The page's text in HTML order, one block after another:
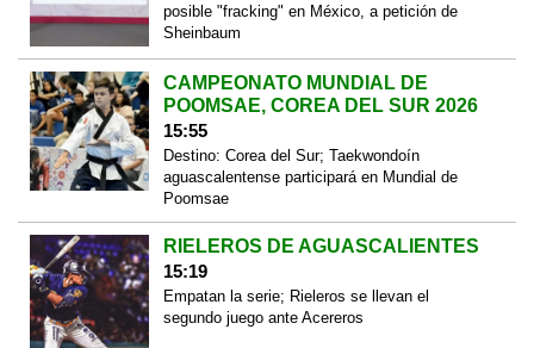
posible "fracking" en México, a petición de
Sheinbaum
CAMPEONATO MUNDIAL DE
POOMSAE, COREA DEL SUR 2026
15:55
Destino: Corea del Sur; Taekwondoín
aguascalentense participará en Mundial de
Poomsae
RIELEROS DE AGUASCALIENTES
15:19
Empatan la serie; Rieleros se llevan el
segundo juego ante Acereros